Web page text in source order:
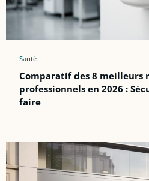
Santé
Comparatif des 8 meilleurs
professionnels en 2026 :
faire